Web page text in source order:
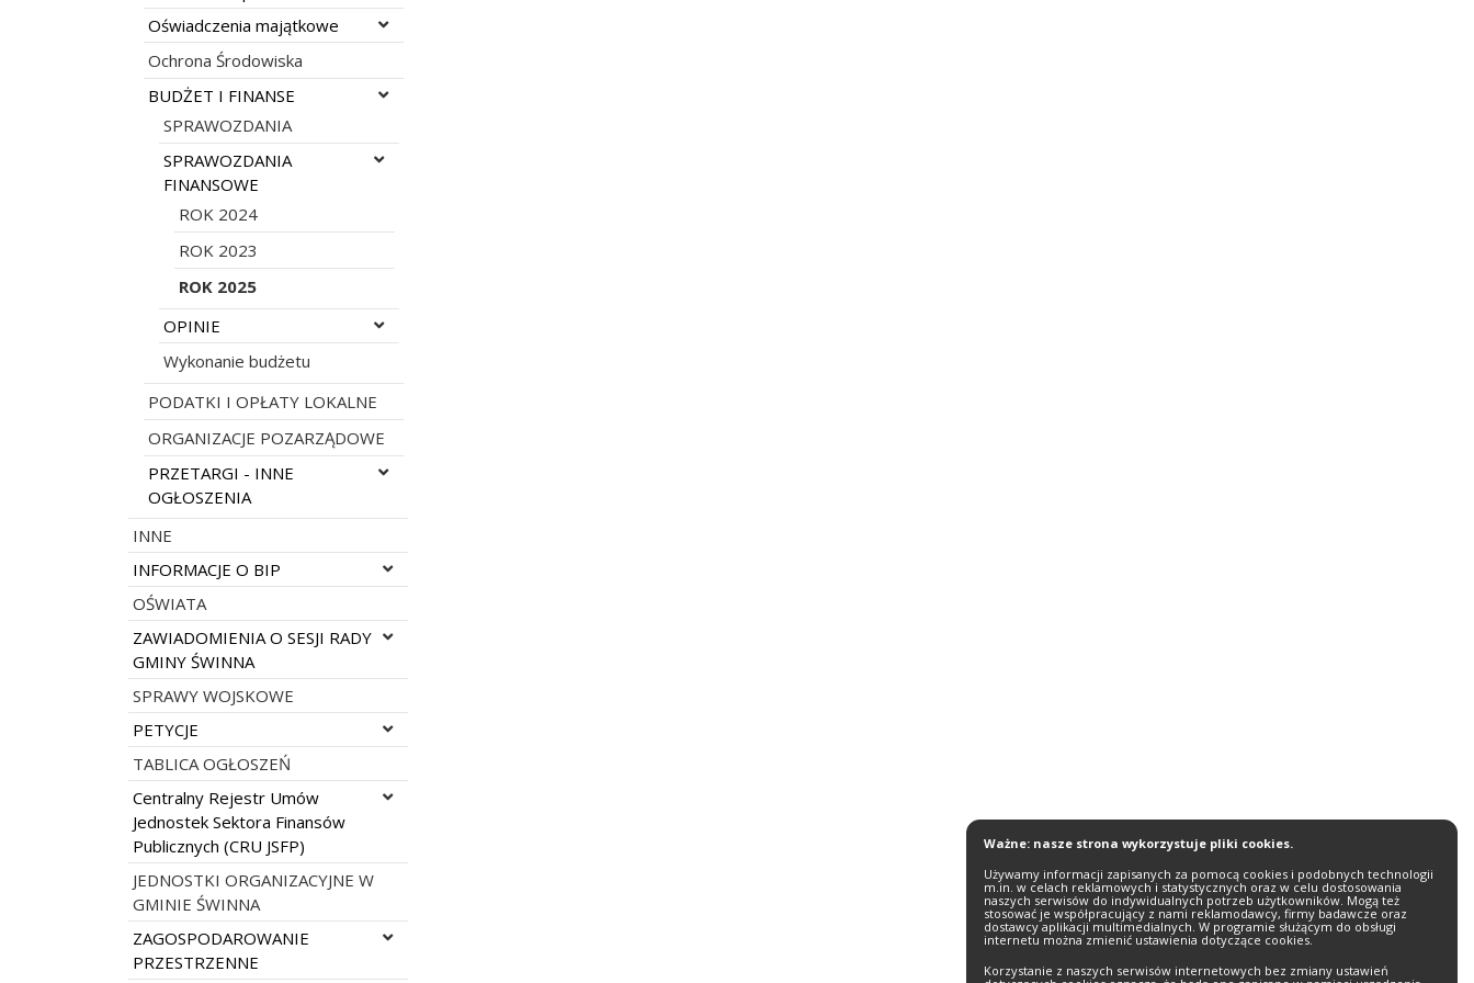
Rozwiń menu
Oświadczenia majątkowe
Ochrona Środowiska
Rozwiń menu
BUDŻET I FINANSE
SPRAWOZDANIA
Rozwiń menu
SPRAWOZDANIA
FINANSOWE
ROK 2024
ROK 2023
ROK 2025
Rozwiń menu
OPINIE
Wykonanie budżetu
PODATKI I OPŁATY LOKALNE
ORGANIZACJE POZARZĄDOWE
Rozwiń menu
PRZETARGI - INNE
OGŁOSZENIA
INNE
Rozwiń menu
INFORMACJE O BIP
OŚWIATA
Rozwiń menu
ZAWIADOMIENIA O SESJI RADY
GMINY ŚWINNA
SPRAWY WOJSKOWE
Rozwiń menu
PETYCJE
TABLICA OGŁOSZEŃ
Rozwiń menu
Centralny Rejestr Umów
Jednostek Sektora Finansów
Publicznych (CRU JSFP)
JEDNOSTKI ORGANIZACYJNE W
GMINIE ŚWINNA
Rozwiń menu
ZAGOSPODAROWANIE
PRZESTRZENNE
Ważne: nasze strona wykorzystuje pliki cookies.
Używamy informacji zapisanych za pomocą cookies i podobnych technologii
m.in. w celach reklamowych i statystycznych oraz w celu dostosowania
naszych serwisów do indywidualnych potrzeb użytkowników. Mogą też
stosować je współpracujący z nami reklamodawcy, firmy badawcze oraz
dostawcy aplikacji multimedialnych. W programie służącym do obsługi
internetu można zmienić ustawienia dotyczące cookies.
Korzystanie z naszych serwisów internetowych bez zmiany ustawień